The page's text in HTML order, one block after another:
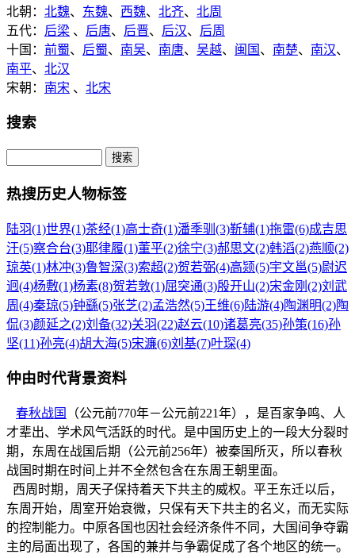
北朝： 北魏、 东魏、 西魏、 北齐、 北周
五代： 后梁 、 后唐、 后晋、 后汉、 后周
十国： 前蜀、 后蜀、 南吴、 南唐、 吴越、 闽国 、 南楚、 南汉、
南平、 北汉
宋朝： 南宋 、 北宋
搜索
热搜历史人物标签
陆羽(1)世界(1)茶经(1)高士奇(1)潘季驯(3)靳辅(1)拖雷(6)成吉思
汗(5)察合台(3)耶律履(1)董平(2)徐宁(3)郝思文(2)韩滔(2)燕顺(2)
琼英(1)林冲(3)鲁智深(3)索超(2)贺若弼(4)高颎(5)宇文邕(5)尉迟
迥(4)杨敷(1)杨素(8)贺若敦(1)屈突通(3)殷开山(2)宋金刚(2)刘武
周(4)秦琼(5)钟繇(5)张芝(2)孟浩然(5)王维(6)陆游(4)陶渊明(2)陶
侃(3)颜延之(2)刘备(32)关羽(22)赵云(10)诸葛亮(35)孙策(16)孙
坚(11)孙亮(4)胡大海(5)宋濂(6)刘基(7)叶琛(4)
仲由时代背景资料
春秋战国
（公元前770年－公元前221年），是百家争鸣、人
才辈出、学术风气活跃的时代。是中国历史上的一段大分裂时
期，东周在战国后期（公元前256年）被秦国所灭，所以春秋
战国时期在时间上并不全然包含在东周王朝里面。
西周时期，周天子保持着天下共主的威权。平王东迁以后，
东周开始，周室开始衰微，只保有天下共主的名义，而无实际
的控制能力。中原各国也因社会经济条件不同，大国间争夺霸
主的局面出现了，各国的兼并与争霸促成了各个地区的统一。